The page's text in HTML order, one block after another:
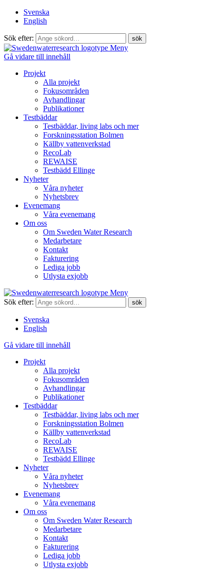
Svenska
English
Sök efter:
Meny
Gå vidare till innehåll
Projekt
Alla projekt
Fokusområden
Avhandlingar
Publikationer
Testbäddar
Testbäddar, living labs och mer
Forskningsstation Bolmen
Källby vattenverkstad
RecoLab
REWAISE
Testbädd Ellinge
Nyheter
Våra nyheter
Nyhetsbrev
Evenemang
Våra evenemang
Om oss
Om Sweden Water Research
Medarbetare
Kontakt
Fakturering
Lediga jobb
Utlysta exjobb
Meny
Sök efter:
Svenska
English
Gå vidare till innehåll
Projekt
Alla projekt
Fokusområden
Avhandlingar
Publikationer
Testbäddar
Testbäddar, living labs och mer
Forskningsstation Bolmen
Källby vattenverkstad
RecoLab
REWAISE
Testbädd Ellinge
Nyheter
Våra nyheter
Nyhetsbrev
Evenemang
Våra evenemang
Om oss
Om Sweden Water Research
Medarbetare
Kontakt
Fakturering
Lediga jobb
Utlysta exjobb